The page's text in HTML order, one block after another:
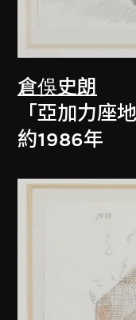
倉俁史朗
「亞加力座
約1986年